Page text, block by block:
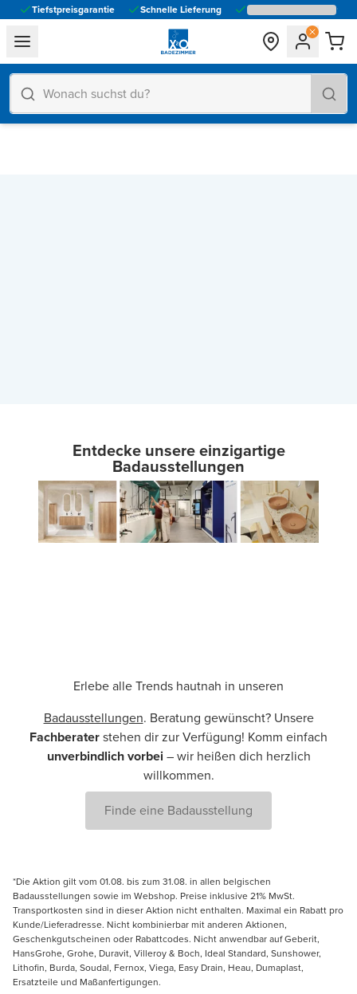
Tiefstpreisgarantie Schnelle Lieferung
general.navigation.toggle_menu.label
Entdecke unsere einzigartige
Badausstellungen
Erlebe alle Trends hautnah in unseren
Badausstellungen. Beratung gewünscht? Unsere
Fachberaterstehen dir zur Verfügung! Komm einfach
unverbindlich vorbei – wir heißen dich herzlich
willkommen.
Finde eine Badausstellung
*Die Aktion gilt vom 01.08. bis zum 31.08. in allen belgischen
Badausstellungen sowie im Webshop. Preise inklusive 21% MwSt.
Transportkosten sind in dieser Aktion nicht enthalten. Maximal ein Rabatt pro
Kunde/Lieferadresse. Nicht kombinierbar mit anderen Aktionen,
Geschenkgutscheinen oder Rabattcodes. Nicht anwendbar auf Geberit,
HansGrohe, Grohe, Duravit, Villeroy & Boch, Ideal Standard, Sunshower,
Lithofin, Burda, Soudal, Fernox, Viega, Easy Drain, Heau, Dumaplast,
Ersatzteile und Maßanfertigungen.